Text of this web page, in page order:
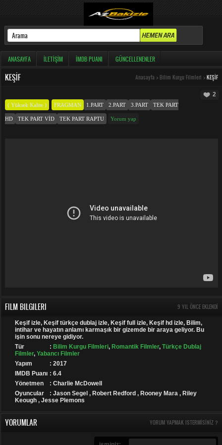
ANASAYFA İLETIŞIM İMDB PUANI GÜNCELLENENLER
KEŞIF Anasayfa > Bilim Kurgu Filmleri > KEŞIF
2
( Yüksek Kalite ) FRAGMAN 1.PART 2.PART 3.PART TEK PART
HD TEK PART VID TEK PART RAPTU Yorum yap
FILM BILGILERI 9 YIL ÖNCE EKLENDI
Keşif izle, Keşif türkçe dublaj izle, Keşif full izle, Keşif hd izle, Bilim,
intihar ve hayatın anlamı karmaşık bir gizemde bir araya geliyor. Bu
işin sonu nereye gidiyor.
Tür
: Bilim Kurgu Filmleri, Romantik Filmler, Türkçe Dublaj
Filmler, Yabancı Filmler
Yapım
: 2017
IMDB Puanı : 6.4
Yönetmen
: Charlie McDowell
Oyuncular
: Jason Segel , Robert Redford , Rooney Mara , Riley
Keough , Jesse Plemons
YORUMLAR YORUM YAPMAK ISTERMISINIZ ?